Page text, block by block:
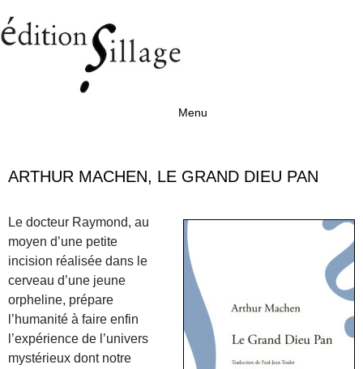
Menu
ARTHUR MACHEN, LE GRAND DIEU PAN
Le docteur Raymond, au
moyen d’une petite
incision réalisée dans le
cerveau d’une jeune
orpheline, prépare
l’humanité à faire enfin
l’expérience de l’univers
mystérieux dont notre